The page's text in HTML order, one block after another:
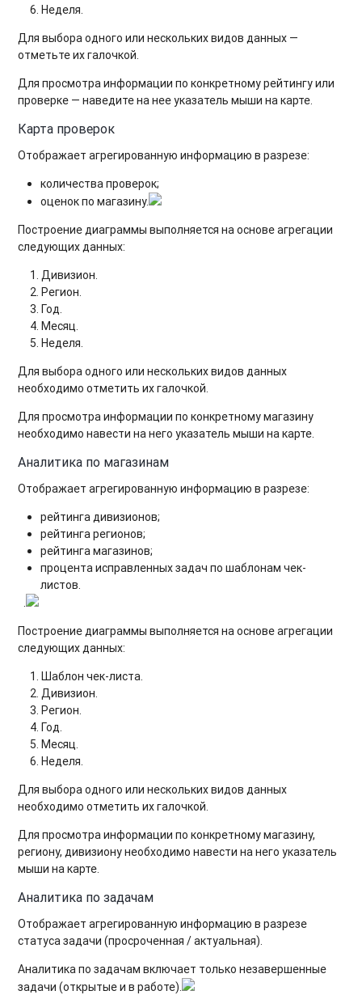
Неделя.
Для выбора одного или нескольких видов данных —
отметьте их галочкой.
Для просмотра информации по конкретному рейтингу или
проверке — наведите на нее указатель мыши на карте.
Карта проверок
Отображает агрегированную информацию в разрезе:
количества проверок;
оценок по магазину.
Построение диаграммы выполняется на основе агрегации
следующих данных:
Дивизион.
Регион.
Год.
Месяц.
Неделя.
Для выбора одного или нескольких видов данных
необходимо отметить их галочкой.
Для просмотра информации по конкретному магазину
необходимо навести на него указатель мыши на карте.
Аналитика по магазинам
Отображает агрегированную информацию в разрезе:
рейтинга дивизионов;
рейтинга регионов;
рейтинга магазинов;
процента исправленных задач по шаблонам чек-
листов.
.
Построение диаграммы выполняется на основе агрегации
следующих данных:
Шаблон чек-листа.
Дивизион.
Регион.
Год.
Месяц.
Неделя.
Для выбора одного или нескольких видов данных
необходимо отметить их галочкой.
Для просмотра информации по конкретному магазину,
региону, дивизиону необходимо навести на него указатель
мыши на карте.
Аналитика по задачам
Отображает агрегированную информацию в разрезе
статуса задачи (просроченная / актуальная).
Аналитика по задачам включает только незавершенные
задачи (открытые и в работе).